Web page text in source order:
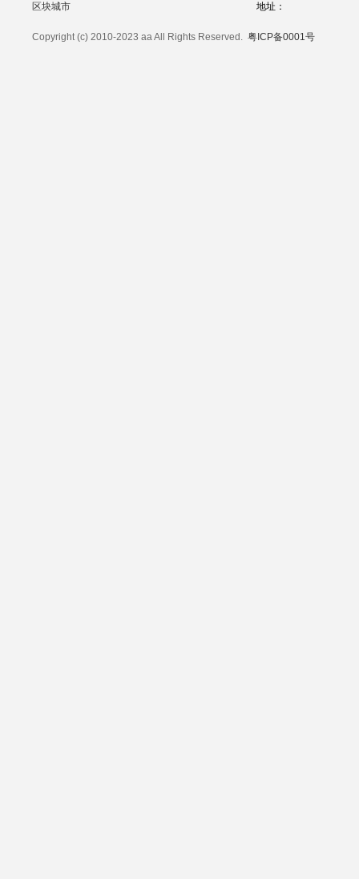
区块城市
地址：
Copyright (c) 2010-2023 aa All Rights Reserved. 粤ICP备0001号